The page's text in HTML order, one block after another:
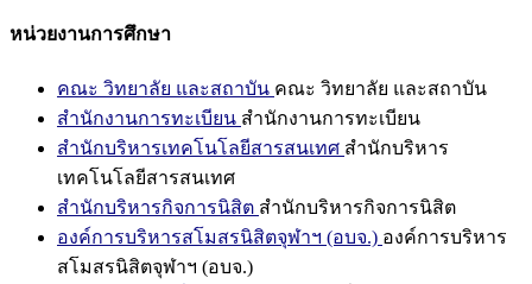
หน่วยงานการศึกษา
คณะ วิทยาลัย และสถาบัน คณะ วิทยาลัย และสถาบัน
สำนักงานการทะเบียน สำนักงานการทะเบียน
สำนักบริหารเทคโนโลยีสารสนเทศ สำนักบริหาร
เทคโนโลยีสารสนเทศ
สำนักบริหารกิจการนิสิต สำนักบริหารกิจการนิสิต
องค์การบริหารสโมสรนิสิตจุฬาฯ (อบจ.) องค์การบริหาร
สโมสรนิสิตจุฬาฯ (อบจ.)